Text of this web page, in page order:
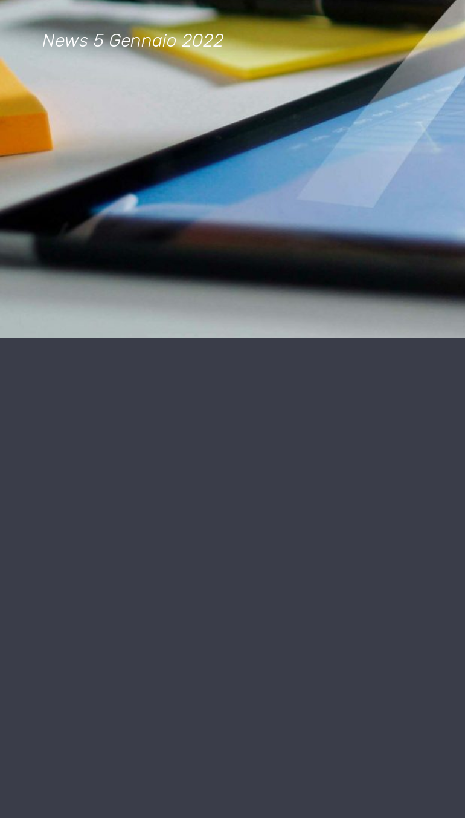
News 5 Gennaio 2022